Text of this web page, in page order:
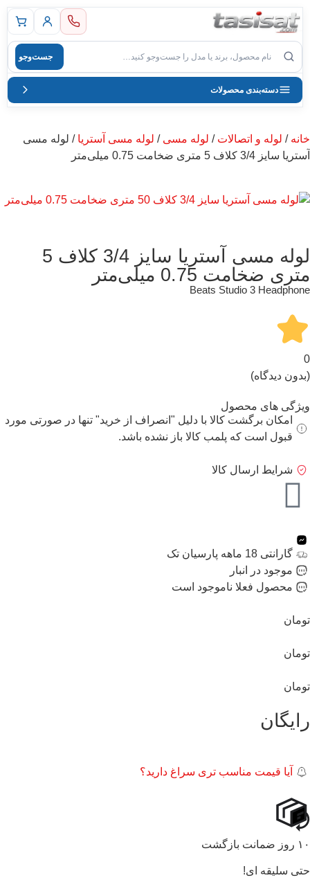
اصلی
جست‌وجو
دسته‌بندی محصولات
خانه / لوله و اتصالات / لوله مسی / لوله مسی آستریا / لوله مسی
آستریا سایز 3/4 کلاف 5 متری ضخامت 0.75 میلی‌متر
لوله مسی آستریا سایز 3/4 کلاف 5
متری ضخامت 0.75 میلی‌متر
Beats Studio 3 Headphone
0
(بدون دیدگاه)
ویژگی های محصول
امکان برگشت کالا با دلیل "انصراف از خرید" تنها در صورتی مورد
قبول است که پلمب کالا باز نشده باشد.
شرایط ارسال کالا
گارانتی 18 ماهه پارسیان تک
موجود در انبار
محصول فعلا ناموجود است
تومان
تومان
تومان
رایگان
آیا قیمت مناسب تری سراغ دارید؟
۱۰ روز ضمانت بازگشت
حتی سلیقه ای!